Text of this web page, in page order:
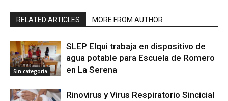
RELATED ARTICLES MORE FROM AUTHOR
Sin categoría
SLEP Elqui trabaja en dispositivo de
agua potable para Escuela de Romero
en La Serena
Rinovirus y Virus Respiratorio Sincicial